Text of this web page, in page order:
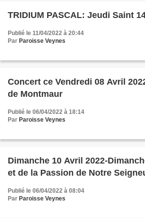
TRIDIUM PASCAL: Jeudi Saint
Publié le 11/04/2022 à 20:44
Par Paroisse Veynes
Concert ce Vendredi 08 Avril
de Montmaur
Publié le 06/04/2022 à 18:14
Par Paroisse Veynes
Dimanche 10 Avril 2022-
et de la Passion de Notre
Publié le 06/04/2022 à 08:04
Par Paroisse Veynes